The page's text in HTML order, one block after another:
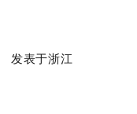
发表于浙江